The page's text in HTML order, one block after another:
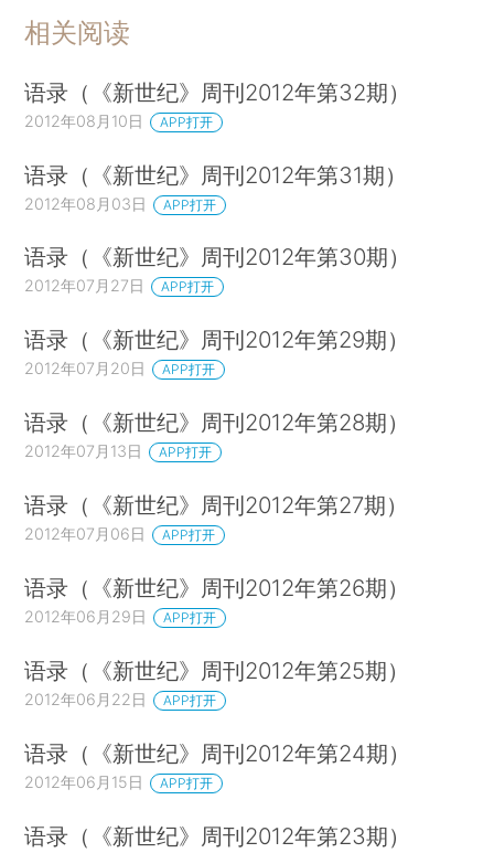
相关阅读
语录（《新世纪》周刊2012年第32期）
2012年08月10日 APP打开
语录（《新世纪》周刊2012年第31期）
2012年08月03日 APP打开
语录（《新世纪》周刊2012年第30期）
2012年07月27日 APP打开
语录（《新世纪》周刊2012年第29期）
2012年07月20日 APP打开
语录（《新世纪》周刊2012年第28期）
2012年07月13日 APP打开
语录（《新世纪》周刊2012年第27期）
2012年07月06日 APP打开
语录（《新世纪》周刊2012年第26期）
2012年06月29日 APP打开
语录（《新世纪》周刊2012年第25期）
2012年06月22日 APP打开
语录（《新世纪》周刊2012年第24期）
2012年06月15日 APP打开
语录（《新世纪》周刊2012年第23期）